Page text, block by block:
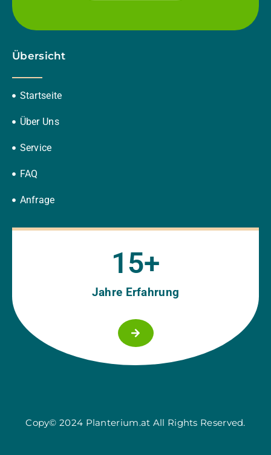
Übersicht
Startseite
Über Uns
Service
FAQ
Anfrage
Jahre Erfahrung
15+
Copy© 2024 Planterium.at All Rights Reserved.